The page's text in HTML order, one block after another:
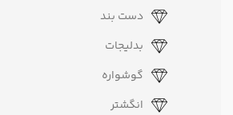
دست بند
بدلیجات
گوشواره
انگشتر